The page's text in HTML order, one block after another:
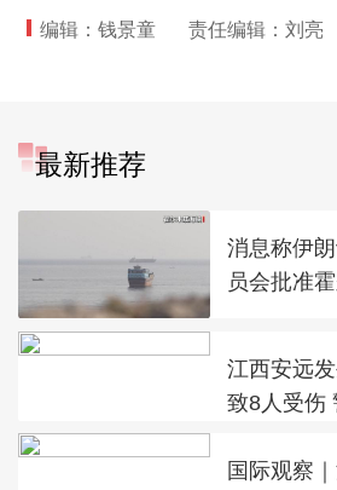
编辑：钱景童 责任编辑：刘亮
最新推荐
消息称伊
员会批准
江西安远
致8人受伤
国际观察